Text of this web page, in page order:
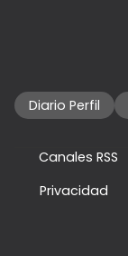
Diario Perfil
Canales RSS
Privacidad